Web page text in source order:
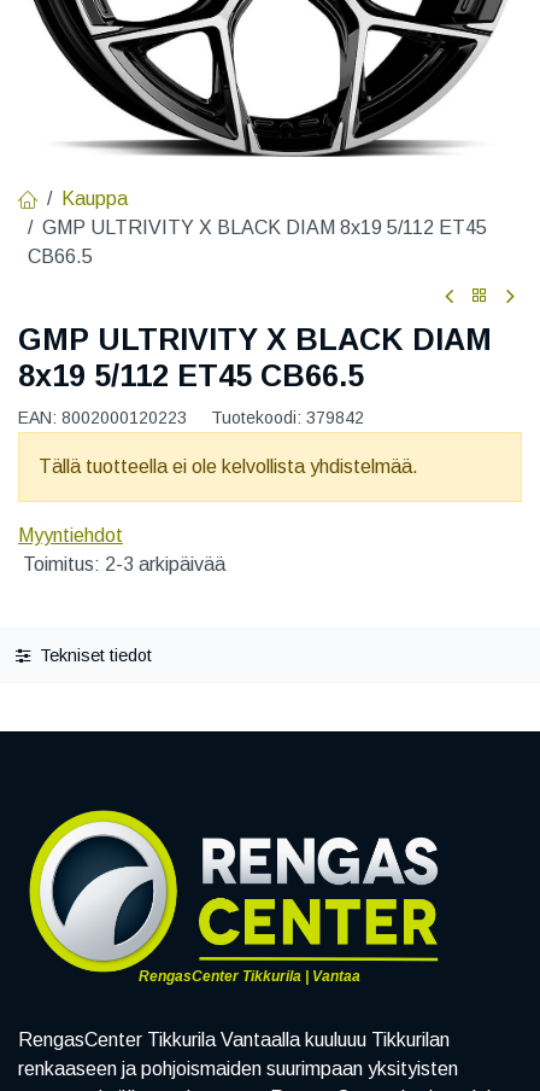
Kauppa
GMP ULTRIVITY X BLACK DIAM 8x19 5/112 ET45
CB66.5
GMP ULTRIVITY X BLACK DIAM
8x19 5/112 ET45 CB66.5
EAN: 8002000120223 Tuotekoodi: 379842
Tällä tuotteella ei ole kelvollista yhdistelmää.
Myyntiehdot
Toimitus: 2-3 arkipäivää
Tekniset tiedot
RengasCenter Tikkurila | Vantaa
RengasCenter Tikkurila Vantaalla kuuluuu Tikkurilan
renkaaseen ja pohjoismaiden suurimpaan yksityisten